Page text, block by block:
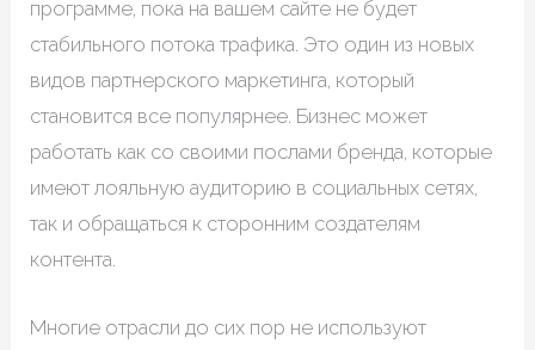
программе, пока на вашем сайте не будет
стабильного потока трафика. Это один из новых
видов партнерского маркетинга, который
становится все популярнее. Бизнес может
работать как со своими послами бренда, которые
имеют лояльную аудиторию в социальных сетях,
так и обращаться к сторонним создателям
контента.
Многие отрасли до сих пор не используют